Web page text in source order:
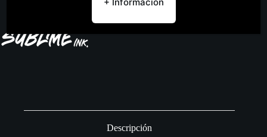
Descripción
+ Información